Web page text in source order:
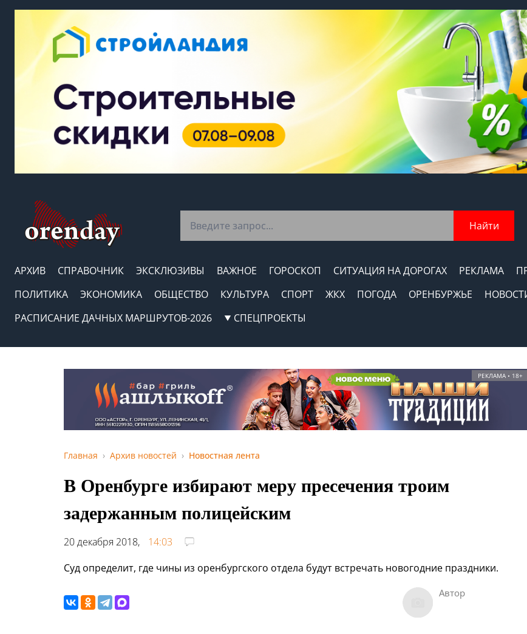
Найти
АРХИВ СПРАВОЧНИК ЭКСКЛЮЗИВЫ ВАЖНОЕ ГОРОСКОП СИТУАЦИЯ НА ДОРОГАХ РЕКЛАМА
ПОЛИТИКА
ЭКОНОМИКА ОБЩЕСТВО КУЛЬТУРА СПОРТ ЖКХ ПОГОДА ОРЕНБУРЖЬЕ
РАСПИСАНИЕ ДАЧНЫХ МАРШРУТОВ-2026
СПЕЦПРОЕКТЫ
РЕКЛАМА • 18+
Главная Архив новостей Новостная лента
В Оренбурге избирают меру пресечения троим
задержанным полицейским
20 декабря 2018,
14:03
Суд определит, где чины из оренбургского отдела будут встречать новогодние праздники.
Автор